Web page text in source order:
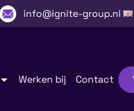
info@ignite-group.nl
Werken bij Contact